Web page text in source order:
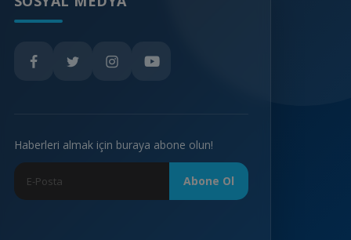
Haberleri almak için buraya abone olun!
Abone Ol